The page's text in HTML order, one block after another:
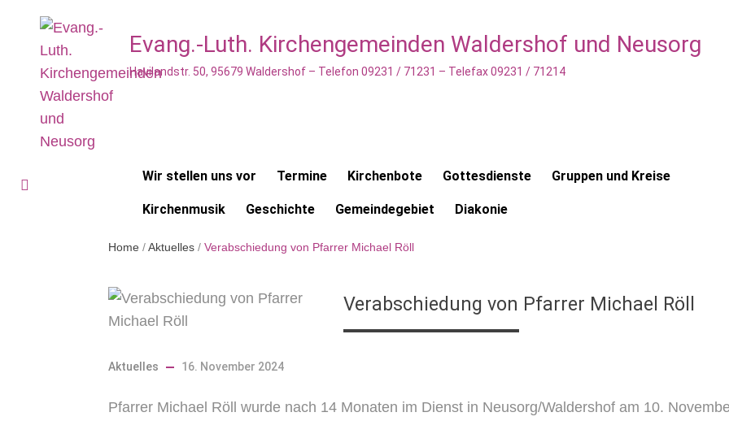
Evang.-Luth. Kirchengemeinden Waldershof und Neusorg
Havilandstr. 50, 95679 Waldershof – Telefon 09231 / 71231 – Telefax 09231 / 71214
Wir stellen uns vor Termine Kirchenbote Gottesdienste Gruppen und Kreise
Kirchenmusik Geschichte Gemeindegebiet Diakonie
Home / Aktuelles/ Verabschiedung von Pfarrer Michael Röll
Verabschiedung von Pfarrer Michael Röll
Aktuelles 16. November 2024
Pfarrer Michael Röll wurde nach 14 Monaten im Dienst in Neusorg/Waldershof am 10.